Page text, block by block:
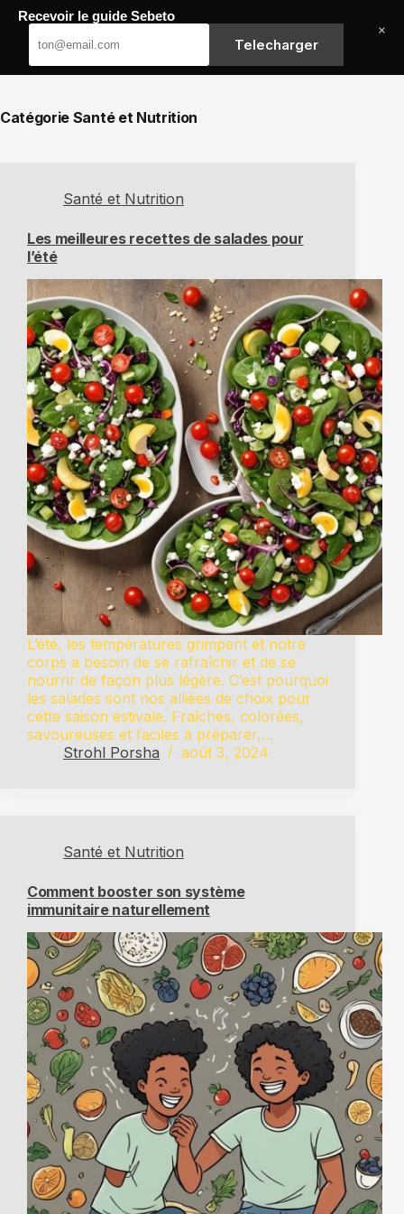
Passer
contenu
Catégorie Santé et Nutrition
Santé et Nutrition
Les meilleures recettes de salades pour
l’été
L’été, les températures grimpent et notre
corps a besoin de se rafraîchir et de se
nourrir de façon plus légère. C’est pourquoi
les salades sont nos alliées de choix pour
cette saison estivale. Fraîches, colorées,
savoureuses et faciles à préparer,…
Strohl Porsha
août 3, 2024
Santé et Nutrition
Comment booster son système
immunitaire naturellement
Recevoir le guide Sebeto
Telecharger
×